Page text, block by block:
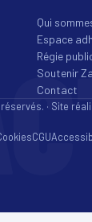
Qui
Espace
Régie
Soutenir
Contact
· Site
CGU